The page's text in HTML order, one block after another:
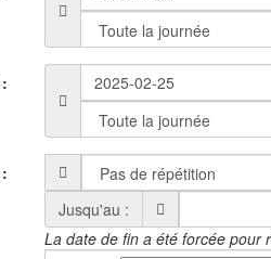
Jusqu'au :
La date de fin a été forcée pour